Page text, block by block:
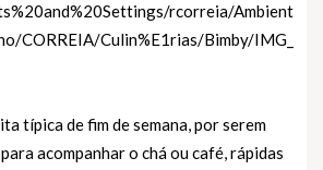
rcorreia/Ambient
CORREIA/Culin%E1rias/Bimby/IMG_
típica de fim de semana, por serem
acompanhar o chá ou café, rápidas